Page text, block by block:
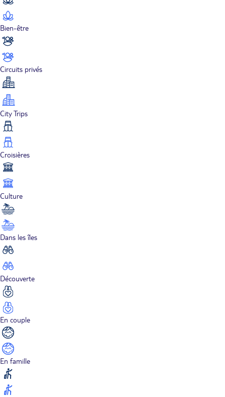
Bien-être
Circuits privés
City Trips
Croisières
Culture
Dans les îles
Découverte
En couple
En famille